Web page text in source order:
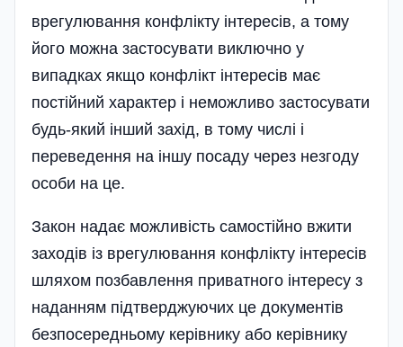
врегулювання конфлікту інтересів, а тому
його можна застосувати виключно у
випадках якщо конфлікт інтересів має
постійний характер і неможливо застосувати
будь-який інший захід, в тому числі і
переведення на іншу посаду через незгоду
особи на це.
Закон надає можливість самостійно вжити
заходів із врегулювання конфлікту інтересів
шляхом позбавлення приватного інтересу з
наданням підтверджуючих це документів
безпосередньому керівнику або керівнику